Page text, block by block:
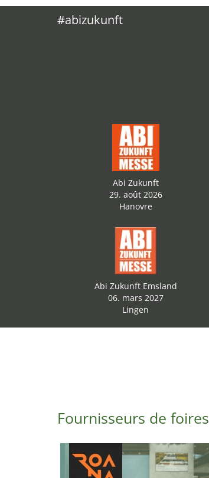
#abizukunft
Abi Zukunft
29. août 2026
Hanovre
Abi Zukunft Emsland
06. mars 2027
Lingen
Fournisseurs de foires